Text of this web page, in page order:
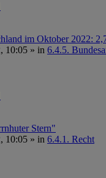
im Oktober 2022:
10:05 » in 6.4.5.
Stern"
10:05 » in 6.4.1. Recht